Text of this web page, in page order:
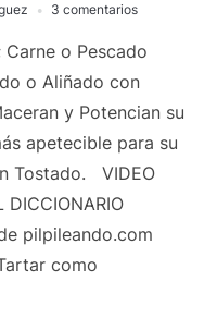
3 comentarios
Carne o Pescado
o Aliñado con
y Potencian su
apetecible para su
Tostado. VIDEO
DICCIONARIO
pilpileando.com
como